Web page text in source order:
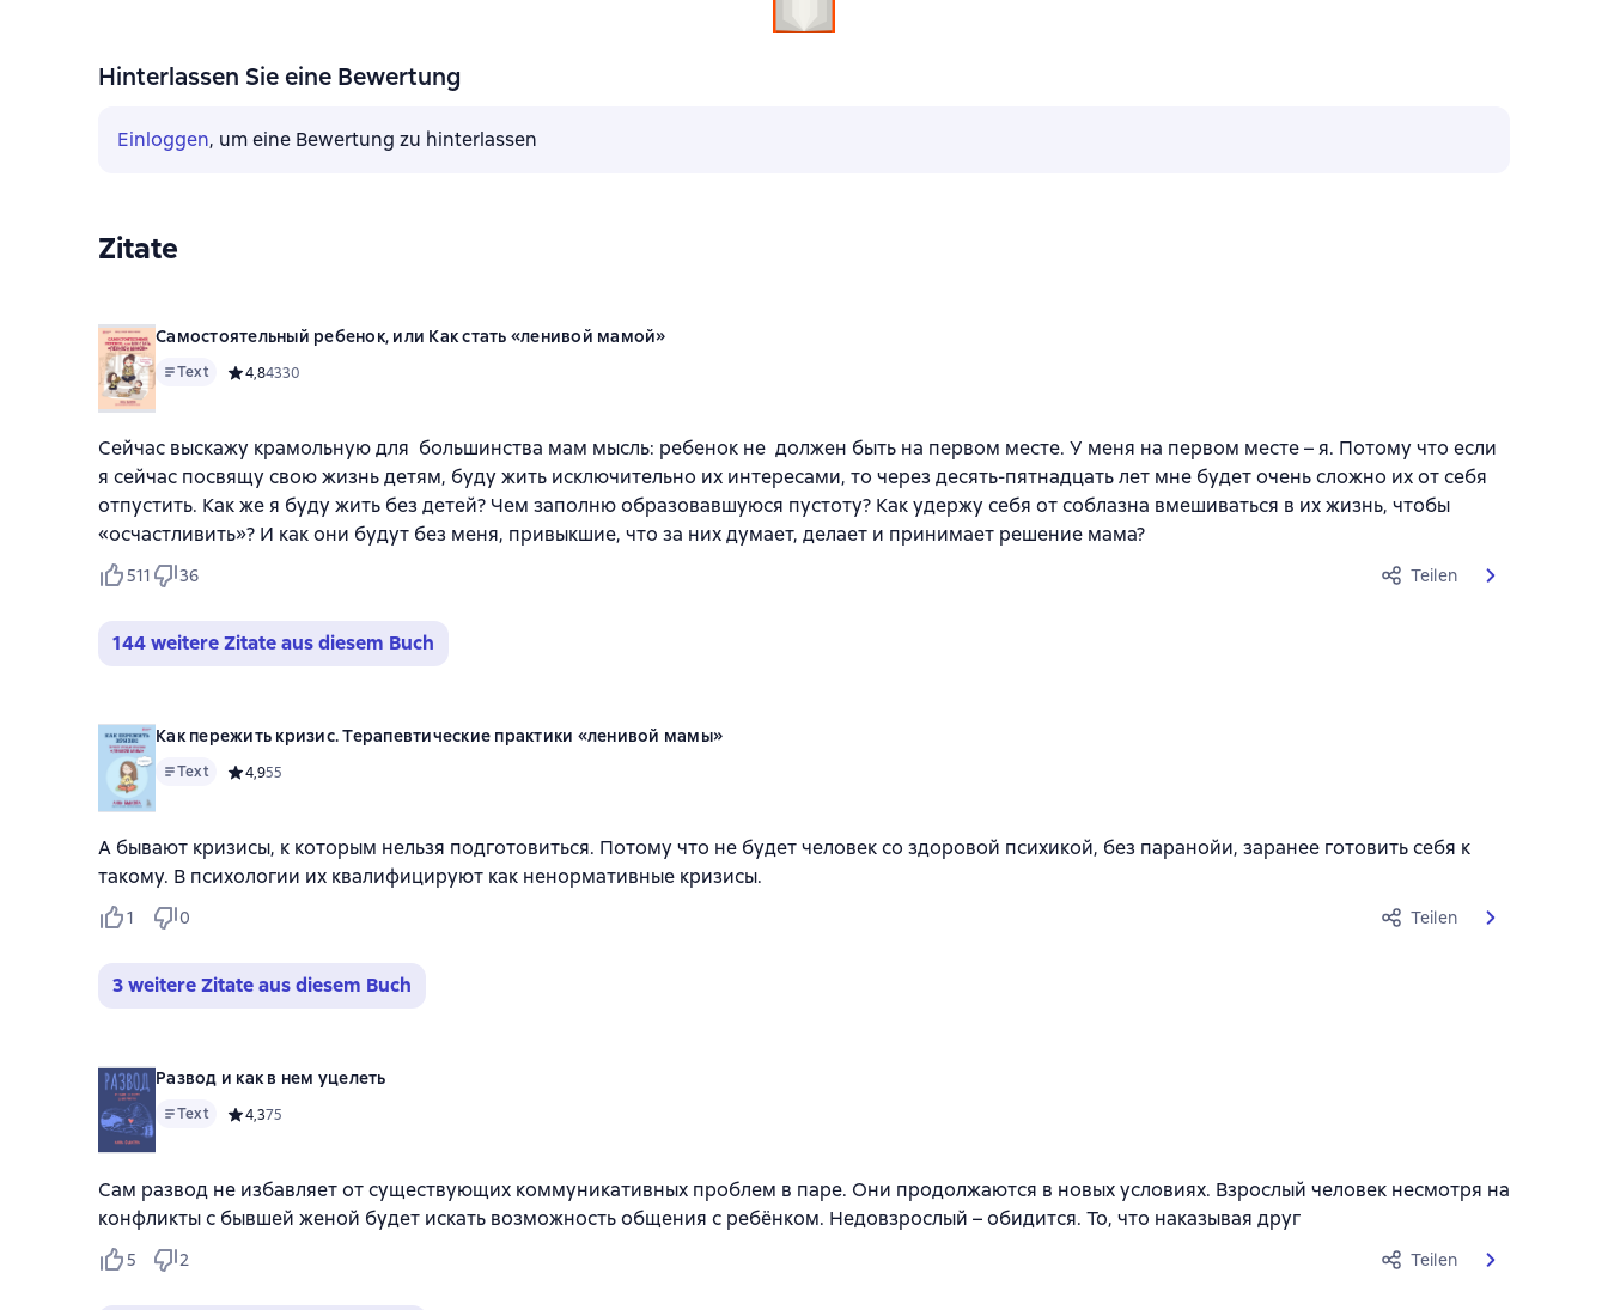
Hinterlassen Sie eine Bewertung
Einloggen, um eine Bewertung zu hinterlassen
Zitate
Самостоятельный ребенок, или Как стать «ленивой мамой»
Text Средний рейтинг 4,8 на основе 4330 оценок
4,84330
Сейчас выскажу крамольную для большинства мам мысль: ребенок не должен быть на первом месте. У меня на первом месте – я. Потому что если
я сейчас посвящу свою жизнь детям, буду жить исключительно их интересами, то через десять-пятнадцать лет мне будет очень сложно их от себя
отпустить. Как же я буду жить без детей? Чем заполню образовавшуюся пустоту? Как удержу себя от соблазна вмешиваться в их жизнь, чтобы
«осчастливить»? И как они будут без меня, привыкшие, что за них думает, делает и принимает решение мама?
511 36 Teilen
144 weitere Zitate aus diesem Buch
Как пережить кризис. Терапевтические практики «ленивой мамы»
Text Средний рейтинг 4,9 на основе 55 оценок
4,955
А бывают кризисы, к которым нельзя подготовиться. Потому что не будет человек со здоровой психикой, без паранойи, заранее готовить себя к
такому. В психологии их квалифицируют как ненормативные кризисы.
1 0 Teilen
3 weitere Zitate aus diesem Buch
Развод и как в нем уцелеть
Text Средний рейтинг 4,3 на основе 75 оценок
4,375
Сам развод не избавляет от существующих коммуникативных проблем в паре. Они продолжаются в новых условиях. Взрослый человек несмотря на
конфликты с бывшей женой будет искать возможность общения с ребёнком. Недовзрослый – обидится. То, что наказывая друг
5 2 Teilen